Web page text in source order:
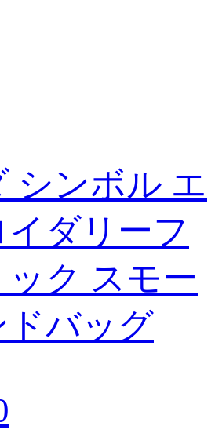
シンボル エ
イダリーフ
ック スモー
ドバッグ